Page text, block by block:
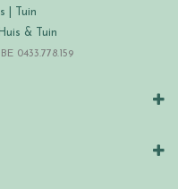
| Tuin
& Tuin
0433.778.159